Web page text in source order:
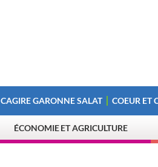
CAGIRE GARONNE SALAT COEUR ET
ÉCONOMIE ET AGRICULTURE